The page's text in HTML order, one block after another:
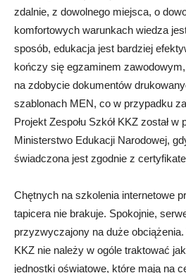
zdalnie, z dowolnego miejsca, o
komfortowych warunkach wiedza
sposób, edukacja jest bardziej
kończy się egzaminem
na zdobycie dokumentów
szablonach MEN, co w przypadku
Projekt Zespołu Szkół KKZ został w
Ministerstwo Edukacji Narodowej,
świadczona jest zgodnie z
Chętnych na szkolenia internetowe
tapicera nie brakuje. Spokojnie,
przyzwyczajony na duże obciążenia.
KKZ nie należy w ogóle traktować
jednostki oświatowe, które mają na